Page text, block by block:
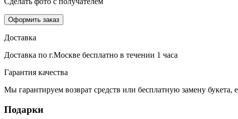
Оформить заказ
Доставка
Доставка по г.Москве бесплатно в течении 1 часа
Гарантия качества
Мы гарантируем возврат средств или бесплатную замену букета,
Подарки